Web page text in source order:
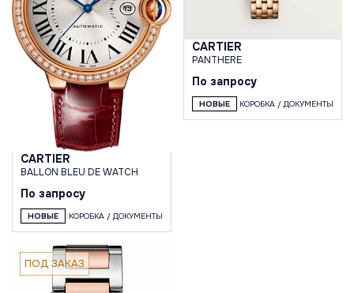
CARTIER
BALLON BLEU DE WATCH
По запросу
НОВЫЕ КОРОБКА / ДОКУМЕНТЫ
CARTIER
PANTHERE
По запросу
НОВЫЕ КОРОБКА / ДОКУМЕНТЫ
ПОД ЗАКАЗ